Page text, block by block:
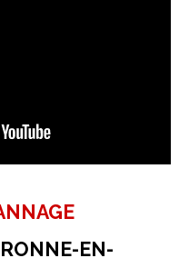
EN-